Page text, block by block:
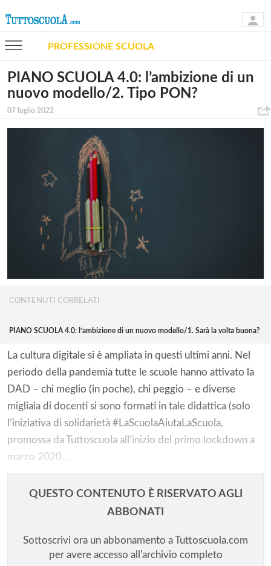
PROFESSIONE SCUOLA
PIANO SCUOLA 4.0: l’ambizione di un
nuovo modello/2. Tipo PON?
07 luglio 2022
CONTENUTI CORRELATI
PIANO SCUOLA 4.0: l’ambizione di un nuovo modello/1. Sarà la volta buona?
La cultura digitale si è ampliata in questi ultimi anni. Nel
periodo della pandemia tutte le scuole hanno attivato la
DAD – chi meglio (in poche), chi peggio – e diverse
migliaia di docenti si sono formati in tale didattica (solo
l’iniziativa di solidarietà #LaScuolaAiutaLaScuola,
promossa da Tuttoscuola all’inizio del primo lockdown a
marzo 2020...
QUESTO CONTENUTO È RISERVATO AGLI
ABBONATI
Sottoscrivi ora un abbonamento a Tuttoscuola.com
per avere accesso all'archivio completo